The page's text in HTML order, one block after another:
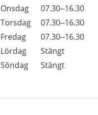
Onsdag
07.30–16.30
Torsdag
07.30–16.30
Fredag
07.30–16.30
Lördag
Stängt
Söndag
Stängt